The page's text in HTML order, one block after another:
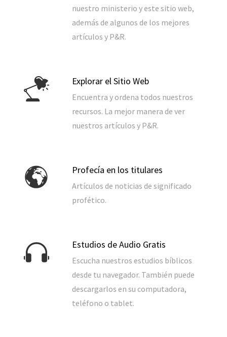
nuestro ministerio y este sitio web,
además de algunos de los mejores
artículos y P&R.
Explorar el Sitio Web
Encuentra y ordena todos nuestros
recursos. La mejor manera de ver
nuestros artículos y P&R.
Profecía en los titulares
Artículos de noticias de significado
profético.
Estudios de Audio Gratis
Escucha nuestros estudios bíblicos
desde tu navegador. También puede
descargarlos en su computadora,
teléfono o tablet.